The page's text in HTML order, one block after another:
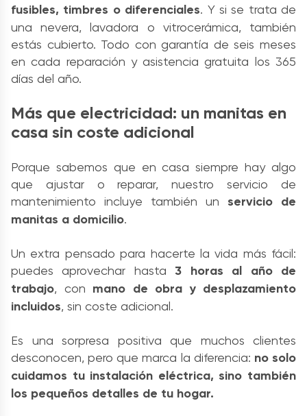
fusibles, timbres o diferenciales. Y si se trata de
una nevera, lavadora o vitrocerámica, también
estás cubierto. Todo con garantía de seis meses
en cada reparación y asistencia gratuita los 365
días del año.
Más que electricidad: un manitas en
casa sin coste adicional
Porque sabemos que en casa siempre hay algo
que ajustar o reparar, nuestro servicio de
mantenimiento incluye también un servicio de
manitas a domicilio.
Un extra pensado para hacerte la vida más fácil:
puedes aprovechar hasta3 horas al año de
trabajo, con mano de obra y desplazamiento
incluidos, sin coste adicional.
Es una sorpresa positiva que muchos clientes
desconocen, pero que marca la diferencia: no solo
cuidamos tu instalación eléctrica, sino también
los pequeños detalles de tu hogar.